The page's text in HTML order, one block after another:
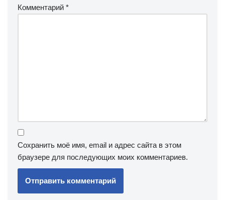
Комментарий *
Сохранить моё имя, email и адрес сайта в этом
браузере для последующих моих комментариев.